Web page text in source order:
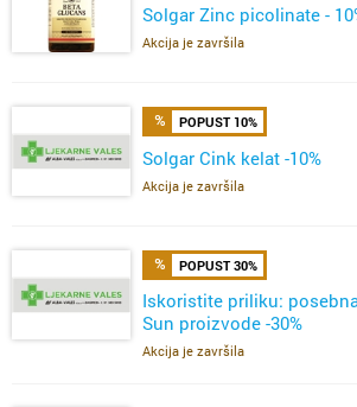
Solgar Zinc picolinate -
Akcija je završila
POPUST 10%
Solgar Cink kelat -10%
Akcija je završila
POPUST 30%
Iskoristite priliku:
Sun proizvode -30%
Akcija je završila